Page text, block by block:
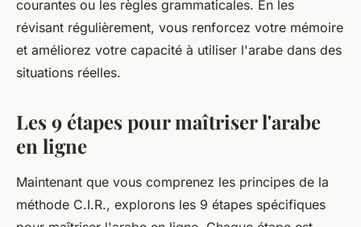
courantes ou les règles grammaticales. En les
révisant régulièrement, vous renforcez votre mémoire
et améliorez votre capacité à utiliser l'arabe dans des
situations réelles.
Les 9 étapes pour maîtriser l'arabe
en ligne
Maintenant que vous comprenez les principes de la
méthode C.I.R., explorons les 9 étapes spécifiques